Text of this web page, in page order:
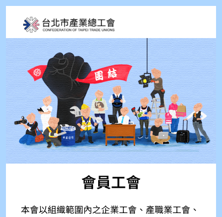
會員工會
本會以組織範圍內之企業工會、產職業工會、